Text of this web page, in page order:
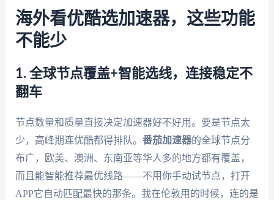
海外看优酷选加速器，这些功能
不能少
1. 全球节点覆盖+智能选线，连接稳定不
翻车
节点数量和质量直接决定加速器好不好用。要是节点太
少，高峰期连优酷都得排队。 番茄加速器的全球节点分
布广，欧美、澳洲、东南亚等华人多的地方都有覆盖，
而且能智能推荐最优线路——不用你手动试节点，打开
APP它自动匹配最快的那条。我在伦敦用的时候，连的是